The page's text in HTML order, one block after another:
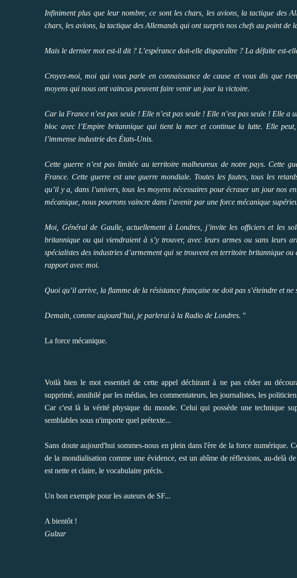
Infiniment plus que leur nombre, ce sont les chars, les avions, la tactique des
chars, les avions, la tactique des Allemands qui ont surpris nos chefs au point de
Mais le dernier mot est-il dit ? L’espérance doit-elle disparaître ? La défaite est-
Croyez-moi, moi qui vous parle en connaissance de cause et vous dis que
moyens qui nous ont vaincus peuvent faire venir un jour la victoire.
Car la France n’est pas seule ! Elle n’est pas seule ! Elle n’est pas seule ! Elle
bloc avec l’Empire britannique qui tient la mer et continue la lutte. Elle
l’immense industrie des États-Unis.
Cette guerre n’est pas limitée au territoire malheureux de notre pays. Cette
France. Cette guerre est une guerre mondiale. Toutes les fautes, tous les
qu’il y a, dans l’univers, tous les moyens nécessaires pour écraser un jour nos
mécanique, nous pourrons vaincre dans l’avenir par une force mécanique
Moi, Général de Gaulle, actuellement à Londres, j’invite les officiers et les
britannique ou qui viendraient à s’y trouver, avec leurs armes ou sans leurs
spécialistes des industries d’armement qui se trouvent en territoire britannique ou
rapport avec moi.
Quoi qu’il arrive, la flamme de la résistance française ne doit pas s’éteindre et ne
Demain, comme aujourd’hui, je parlerai à la Radio de Londres. "
La force mécanique.
Voilà bien le mot essentiel de cette appel déchirant à ne pas céder au
supprimé, annihilé par les médias, les commentateurs, les journalistes, les
Car c'est là la vérité physique du monde. Celui qui possède une technique
semblables sous n'importe quel prétexte...
Sans doute aujourd'hui sommes-nous en plein dans l'ère de la force numérique.
de la mondialisation comme une évidence, est un abîme de réflexions, au-delà
est nette et claire, le vocabulaire précis.
Un bon exemple pour les auteurs de SF...
A bientôt !
Gulzar